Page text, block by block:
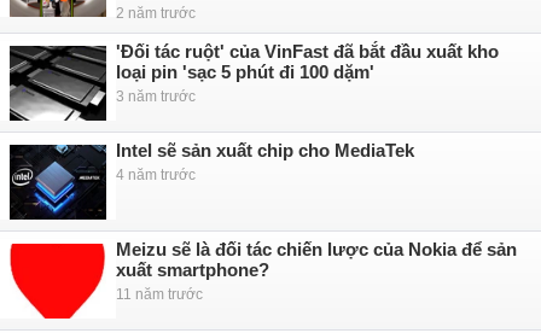
2 năm trước
'Đối tác ruột' của VinFast đã bắt đầu xuất kho
loại pin 'sạc 5 phút đi 100 dặm'
3 năm trước
Intel sẽ sản xuất chip cho MediaTek
4 năm trước
Meizu sẽ là đối tác chiến lược của Nokia để sản
xuất smartphone?
11 năm trước